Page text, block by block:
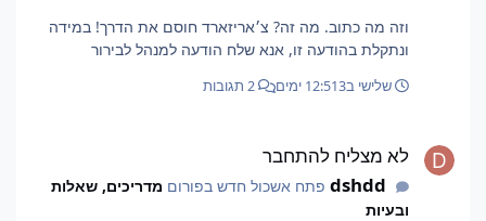
וזה מה כתוב. מה זה? צ׳אריזארד חוסם את הדרך! במידה
ונתקלת בהודעה זו, אנא שלח הודעה למנהל לבירור
שלישי ב12:513 ימים
לא מצליח להתחבר
dshddפתח אשכול חדש בפורום מדריכים, שאלות
ובעיות